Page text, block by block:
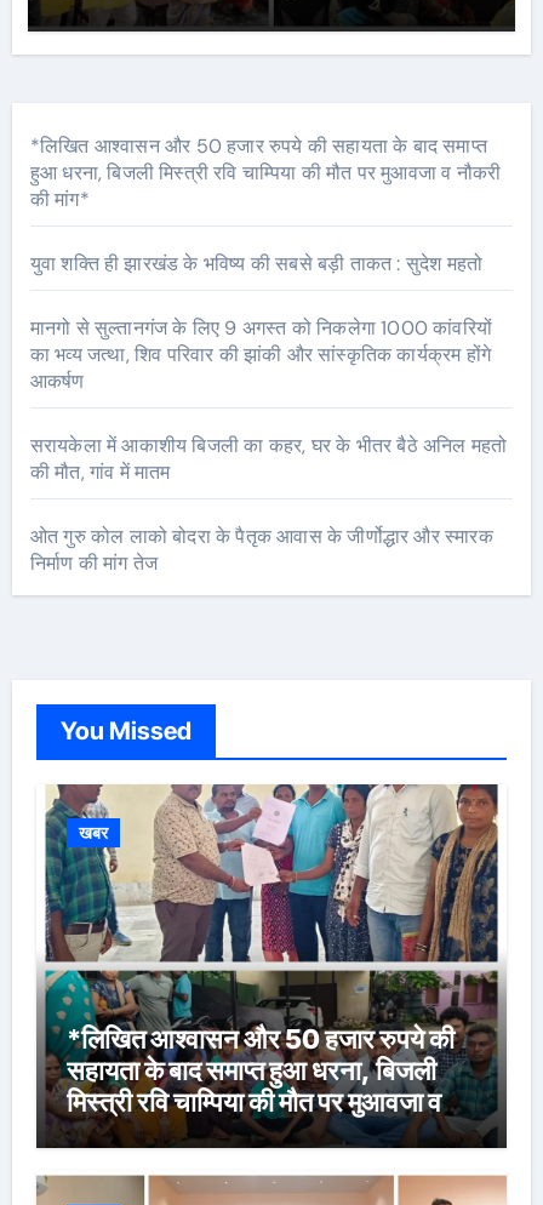
*लिखित आश्वासन और 50 हजार रुपये की सहायता के बाद समाप्त
हुआ धरना, बिजली मिस्त्री रवि चाम्पिया की मौत पर मुआवजा व नौकरी
की मांग*
युवा शक्ति ही झारखंड के भविष्य की सबसे बड़ी ताकत : सुदेश महतो
मानगो से सुल्तानगंज के लिए 9 अगस्त को निकलेगा 1000 कांवरियों
का भव्य जत्था, शिव परिवार की झांकी और सांस्कृतिक कार्यक्रम होंगे
आकर्षण
सरायकेला में आकाशीय बिजली का कहर, घर के भीतर बैठे अनिल महतो
की मौत, गांव में मातम
ओत गुरु कोल लाको बोदरा के पैतृक आवास के जीर्णोद्धार और स्मारक
निर्माण की मांग तेज
You Missed
खबर
*लिखित आश्वासन और 50 हजार रुपये की
सहायता के बाद समाप्त हुआ धरना, बिजली
मिस्त्री रवि चाम्पिया की मौत पर मुआवजा व
नौकरी की मांग*